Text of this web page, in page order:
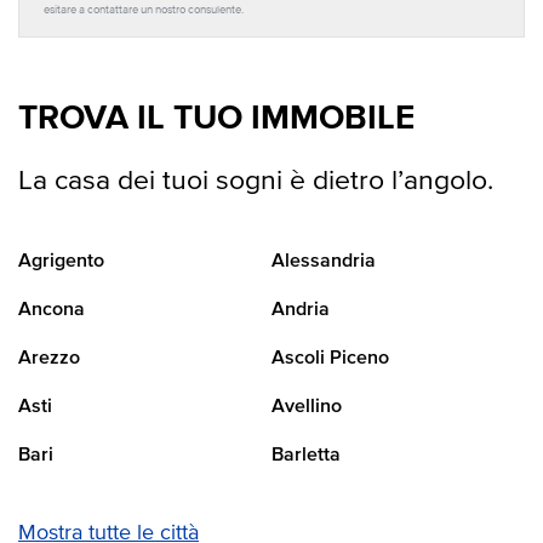
esitare a contattare un nostro consulente.
TROVA IL TUO IMMOBILE
La casa dei tuoi sogni è dietro l’angolo.
Agrigento Alessandria
Ancona Andria
Arezzo Ascoli Piceno
Asti Avellino
Bari Barletta
Mostra tutte le città